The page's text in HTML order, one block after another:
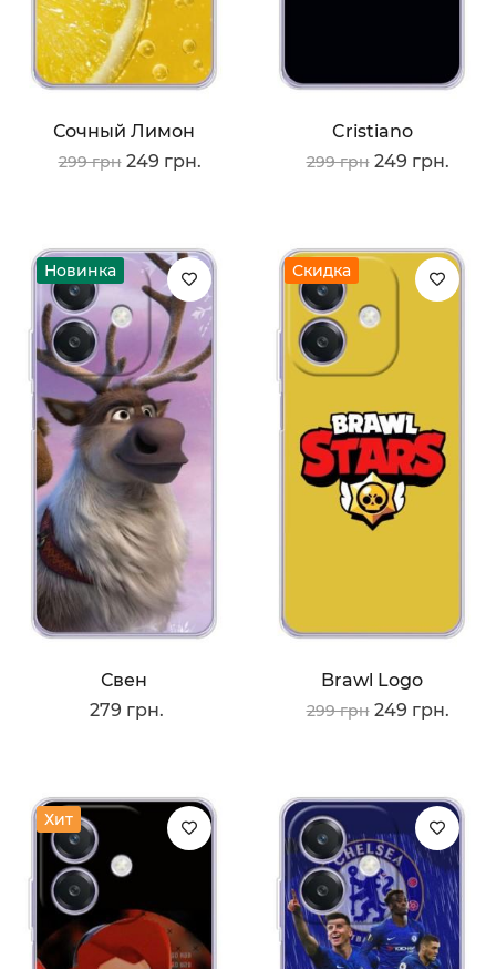
Сочный Лимон
299 грн 249 грн.
Cristiano
299 грн 249 грн.
Новинка
Свен
279 грн.
Скидка
Brawl Logo
299 грн 249 грн.
Хит